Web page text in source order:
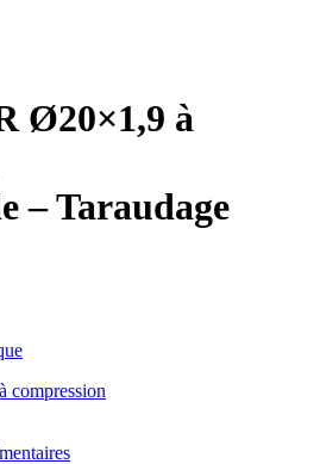
Ø20×1,9 à
– Taraudage
compression